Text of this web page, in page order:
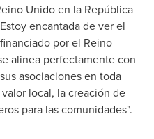
Unido en la República
encantada de ver el
por el Reino
alinea perfectamente con
asociaciones en toda
local, la creación de
para las comunidades".